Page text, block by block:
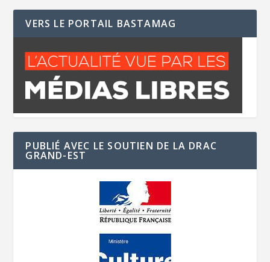
VERS LE PORTAIL BASTAMAG
PUBLIÉ AVEC LE SOUTIEN DE LA DRAC
GRAND-EST